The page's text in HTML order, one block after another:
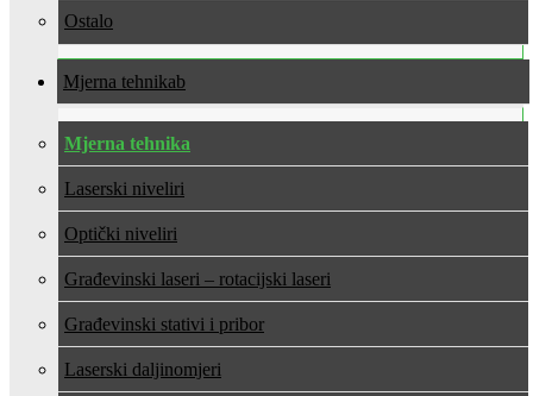
Ostalo
Mjerna tehnika
Mjerna tehnika
Laserski niveliri
Optički niveliri
Građevinski laseri – rotacijski laseri
Građevinski stativi i pribor
Laserski daljinomjeri